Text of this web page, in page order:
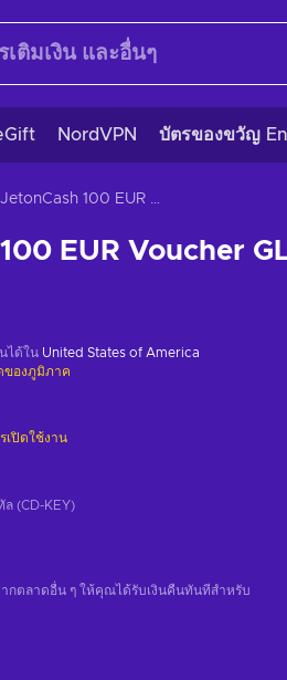
NordVPN บัตรของขวัญ
JetonCash 100 EUR Voucher GLOBAL
EUR Voucher
ได้ใน United States of America
ของภูมิภาค
เปิดใช้งาน
(CD-KEY)
กตลาดอื่น ๆ ให้คุณได้รับเงินคืนทันทีสําหรับ